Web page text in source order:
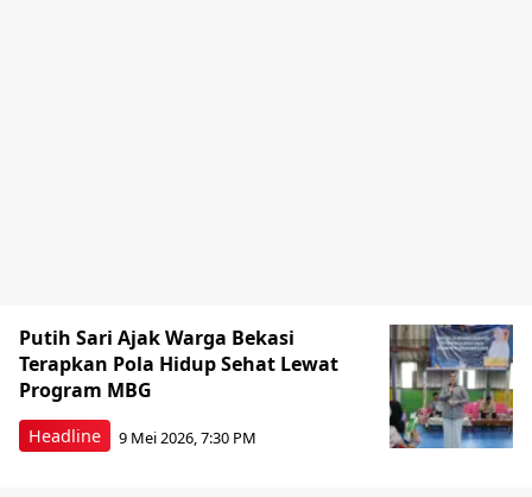
Headline
Putih Sari Ajak Warga Bekasi
Terapkan Pola Hidup Sehat Lewat
Program MBG
9 Mei 2026, 7:30 PM